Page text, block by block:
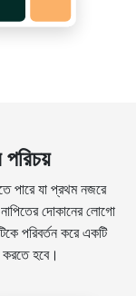
পারে যা প্রথম নজরে
দোকানের লোগো
পরিবর্তন করে একটি
হবে।